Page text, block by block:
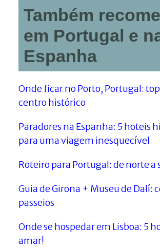
Também
em Portugal e
Espanha
Onde ficar no Porto, Portugal:
centro histórico
Paradores na Espanha: 5 hoteis
para uma viagem inesquecível
Roteiro para Portugal: de norte a
Guia de Girona + Museu de Dalí:
passeios
Onde se hospedar em Lisboa: 5
amar!